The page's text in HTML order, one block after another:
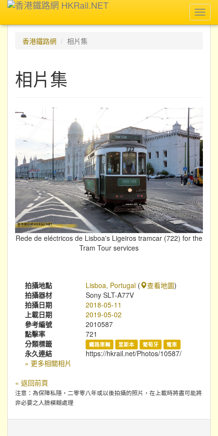
香港鐵路網
相片集
相片集
Rede de eléctricos de Lisboa's Ligeiros tramcar (722) for the
Tram Tour services
拍攝地點 Lisboa, Portugal ( 查看地圖)
拍攝器材
Sony SLT-A77V
拍攝日期
2018-05-11
上載日期
2019-05-02
參考編號
2010587
點擊率
721
分類標籤
鐵路車輛 里斯本 葡萄牙 電車
永久連結
https://hkrail.net/Photos/10587/
» 更多相關相片
« 返回前頁
注意：為保障私隱，二零零八年或以後拍攝的照片，在上載時將盡可能將
非必要之人臉模糊處理